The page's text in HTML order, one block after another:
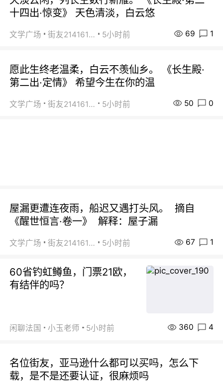
十四出·惊变》 天色清淡，白云悠
文学广场 街友21416156 5小时前 69 1
愿此生终老温柔，白云不羡仙乡。 《长生殿·
第二出·定情》 希望今生在你的温
文学广场 街友21416156 5小时前 50 0
屋漏更遭连夜雨，船迟又遇打头风。 摘自
《醒世恒言·卷一》 解释：屋子漏
文学广场 街友21416156 5小时前 67 1
60省钓虹鳟鱼，门票21欧，
有结伴的吗？
闲聊法国 小玉老师 5小时前 360 4
名位街友，亚马逊什么都可以买吗，怎么下
载，是不是还要认证，很麻烦吗